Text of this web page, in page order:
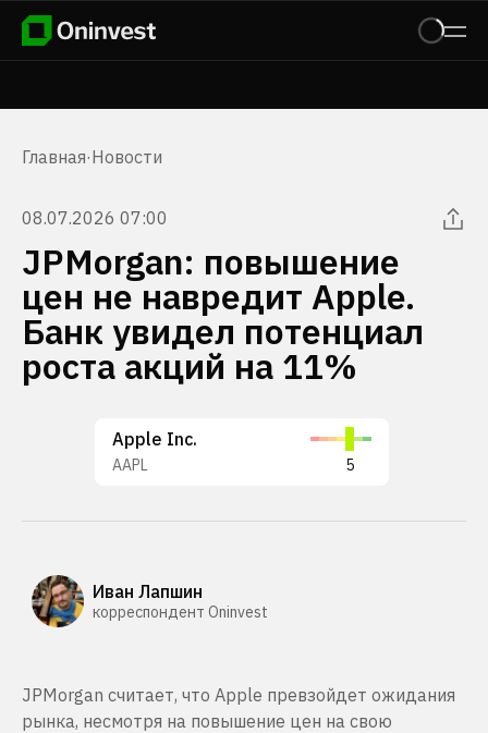
Главная·Новости
08.07.2026 07:00
JPMorgan: повышение
цен не навредит Apple.
Банк увидел потенциал
роста акций на 11%
Apple Inc.
AAPL 5
Иван Лапшин
корреспондент Oninvest
JPMorgan считает, что Apple превзойдет ожидания
рынка, несмотря на повышение цен на свою